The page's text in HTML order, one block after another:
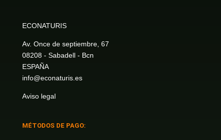
ECONATURIS
Av. Once de septiembre, 67
08208 - Sabadell - Bcn
ESPAÑA
info@econaturis.es
Aviso legal
MÉTODOS DE PAGO: